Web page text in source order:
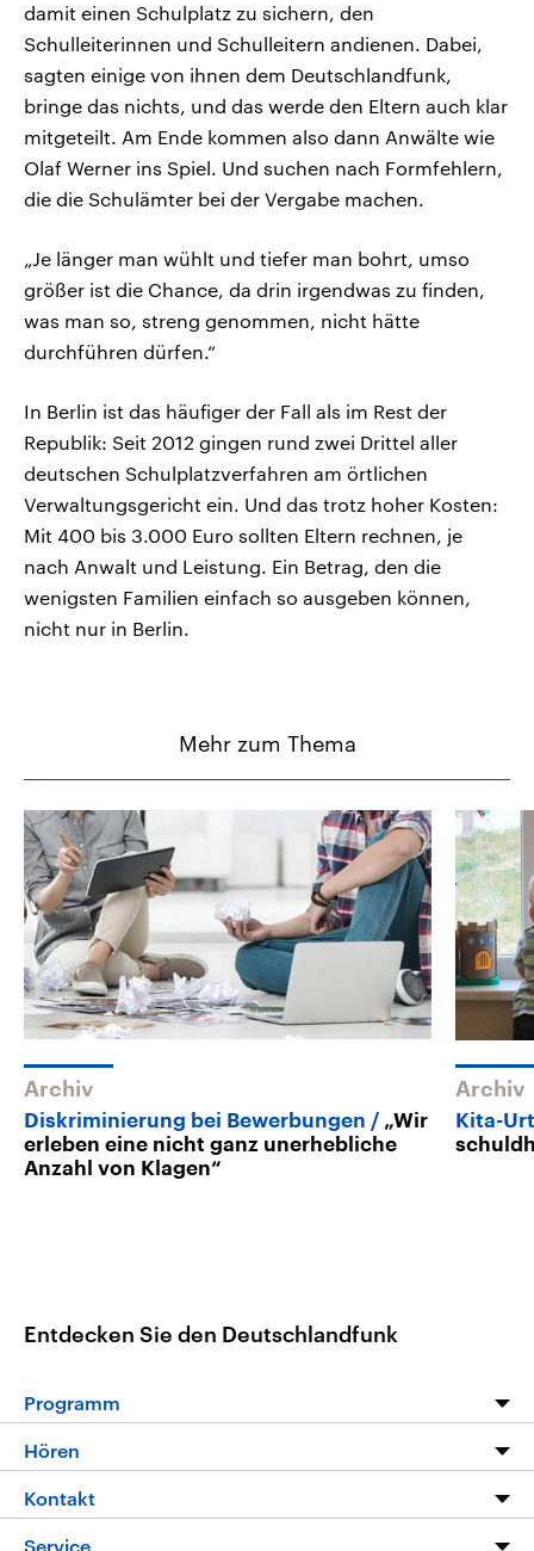
damit einen Schulplatz zu sichern, den
Schulleiterinnen und Schulleitern andienen. Dabei,
sagten einige von ihnen dem Deutschlandfunk,
bringe das nichts, und das werde den Eltern auch klar
mitgeteilt. Am Ende kommen also dann Anwälte wie
Olaf Werner ins Spiel. Und suchen nach Formfehlern,
die die Schulämter bei der Vergabe machen.
„Je länger man wühlt und tiefer man bohrt, umso
größer ist die Chance, da drin irgendwas zu finden,
was man so, streng genommen, nicht hätte
durchführen dürfen.“
In Berlin ist das häufiger der Fall als im Rest der
Republik: Seit 2012 gingen rund zwei Drittel aller
deutschen Schulplatzverfahren am örtlichen
Verwaltungsgericht ein. Und das trotz hoher Kosten:
Mit 400 bis 3.000 Euro sollten Eltern rechnen, je
nach Anwalt und Leistung. Ein Betrag, den die
wenigsten Familien einfach so ausgeben können,
nicht nur in Berlin.
Mehr zum Thema
Archiv
Diskriminierung bei Bewerbungen
„Wir
erleben eine nicht ganz unerhebliche
Anzahl von Klagen“
Archiv
Kita-
Entdecken Sie den Deutschlandfunk
Programm
Programm
Die Nachrichten
Hören
Livestream
Kontakt
Hörerservice
Service